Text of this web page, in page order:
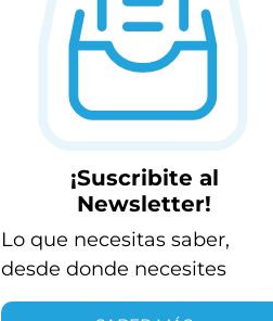
¡Suscribite al
Newsletter!
Lo que necesitas saber,
desde donde necesites